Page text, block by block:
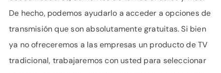
De hecho, podemos ayudarlo a acceder a opciones de
transmisión que son absolutamente gratuitas. Si bien
ya no ofreceremos a las empresas un producto de TV
tradicional, trabajaremos con usted para seleccionar